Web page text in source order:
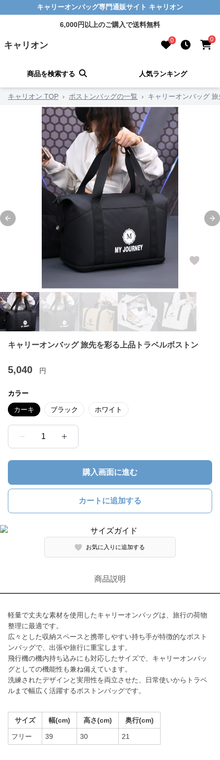
キャリーオンバッグ専門通販サイト キャリオン
6,000円以上のご購入で送料無料
キャリオン 0 0
商品を検索する 人気ランキング
キャリオン TOP › ボストンバッグの一覧 › キャリーオンバッグ
Previous slide
キャリーオンバッグ 旅先を彩る上品トラベルボストン
5,040 円
カラー
カーキ ブラック ホワイト
1
購入画面に進む
カートに追加する
お気に入りに追加する
商品説明
軽量で丈夫な素材を使用したキャリーオンバッグは、旅行の荷物
整理に最適です。
広々とした収納スペースと携帯しやすい持ち手が特徴的なボスト
ンバッグで、出張や旅行に重宝します。
飛行機の機内持ち込みにも対応したサイズで、キャリーオンバッ
グとしての機能性も兼ね備えています。
洗練されたデザインと実用性を両立させた、日常使いからトラベ
ルまで幅広く活躍するボストンバッグです。
サイズ 幅(cm) 高さ(cm) 奥行(cm)
フリー 39 30 21